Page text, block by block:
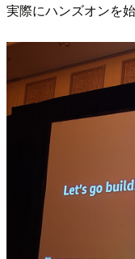
実際にハンズオンを始